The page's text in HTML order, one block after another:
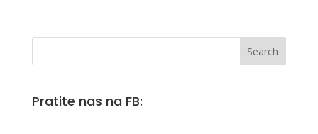
Pratite nas na FB: